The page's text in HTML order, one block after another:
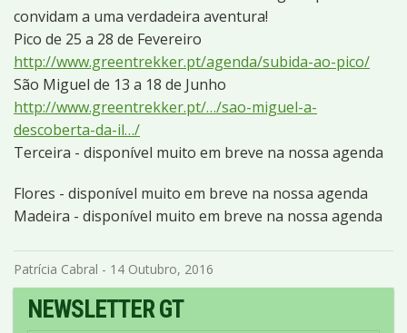
convidam a uma verdadeira aventura!
Pico de 25 a 28 de Fevereiro
http://www.greentrekker.pt/agenda/subida-ao-pico/
São Miguel de 13 a 18 de Junho
http://www.greentrekker.pt/…/sao-miguel-a-
descoberta-da-il…/
Terceira - disponível muito em breve na nossa agenda
Flores - disponível muito em breve na nossa agenda
Madeira - disponível muito em breve na nossa agenda
Patrícia Cabral - 14 Outubro, 2016
NEWSLETTER GT